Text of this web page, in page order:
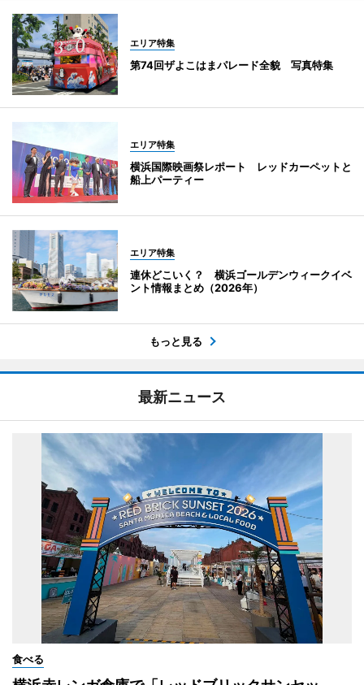
エリア特集
第74回ザよこはまパレード全貌 写真特集
エリア特集
横浜国際映画祭レポート レッドカーペットと
船上パーティー
エリア特集
連休どこいく？ 横浜ゴールデンウィークイベ
ント情報まとめ（2026年）
もっと見る
最新ニュース
食べる